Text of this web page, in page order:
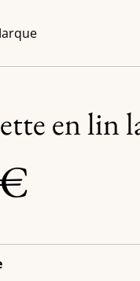
en lin